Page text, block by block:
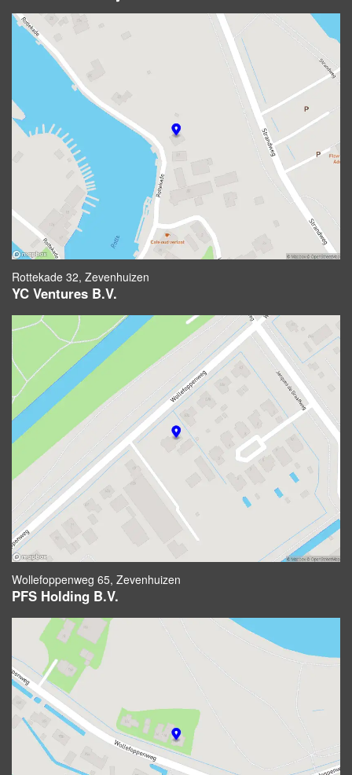
Rottekade 32, Zevenhuizen
YC Ventures B.V.
Wollefoppenweg 65, Zevenhuizen
PFS Holding B.V.